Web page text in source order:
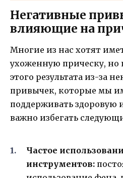
Негативные
влияющие на
Многие из нас хотят
ухоженную прическу, но
этого результата из-за
привычек, которые мы
поддерживать здоровую
важно избегать
Частое
инструментов: